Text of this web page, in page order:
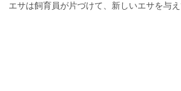
エサは飼育員が片づけて、新しいエサを与え